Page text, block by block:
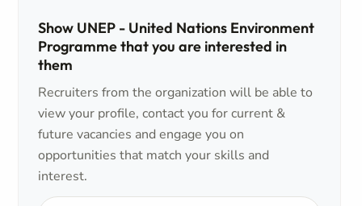
Show UNEP - United Nations Environment
Programme that you are interested in
them
Recruiters from the organization will be able to
view your profile, contact you for current &
future vacancies and engage you on
opportunities that match your skills and
interest.